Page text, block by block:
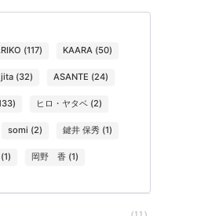
(117) KAARA (50)
(32) ASANTE (24)
) ヒロ・ヤタベ (2)
somi (2) 鍵井 保秀 (1)
(1) 岡野 香 (1)
11